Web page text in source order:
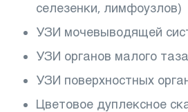
селезенки, лимфоузлов)
УЗИ мочевыводящей
УЗИ органов малого
УЗИ поверхностных
Цветовое дуплексное